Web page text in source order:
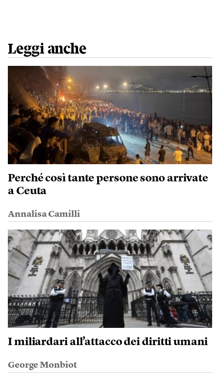
Leggi anche
Perché così tante persone sono arrivate
a Ceuta
Annalisa Camilli
I miliardari all’attacco dei diritti umani
George Monbiot